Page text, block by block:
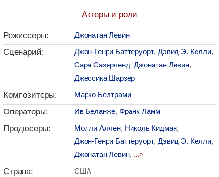
Актеры и роли
Режиссеры: Джонатан Левин
Сценарий: Джон-Генри Баттеруорт, Дэвид Э. Келли,
Сара Сазерленд, Джонатан Левин,
Джессика Шарзер
Композиторы: Марко Белтрами
Операторы: Ив Беланже, Франк Ламм
Продюсеры: Молли Аллен, Николь Кидман,
Джон-Генри Баттеруорт, Дэвид Э. Келли,
Джонатан Левин, ...>
Страна: США